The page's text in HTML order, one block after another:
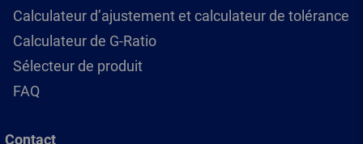
Calculateur d’ajustement et calculateur de tolérance
Calculateur de G-Ratio
Sélecteur de produit
FAQ
Contact